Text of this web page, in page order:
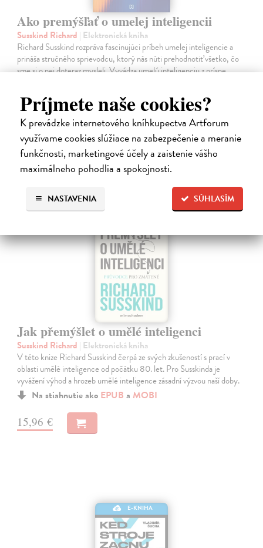
Príjmete naše cookies?
K prevádzke internetového kníhkupectva Artforum
využívame cookies slúžiace na zabezpečenie a meranie
funkčnosti, marketingové účely a zaistenie vášho
maximálneho pohodlia a spokojnosti.
SÚHLASÍM
NASTAVENIA
Ako premýšľať o umelej inteligencii
Susskind Richard | Elektronická kniha
Richard Susskind rozpráva fascinujúci príbeh umelej inteligencie a
prináša stručného sprievodcu, ktorý nás núti prehodnotiť všetko, čo
sme si o nej doteraz mysleli. Vyvádza umelú inteligenciu z prísne…
14,90 €
novinka
Jak přemýšlet o umělé inteligenci
Susskind Richard | Elektronická kniha
V této knize Richard Susskind čerpá ze svých zkušeností s prací v
oblasti umělé inteligence od počátku 80. let. Pro Susskinda je
vyvážení výhod a hrozeb umělé inteligence zásadní výzvou naší doby.
Na stiahnutie ako EPUB a MOBI
15,96 €
E-KNIHA